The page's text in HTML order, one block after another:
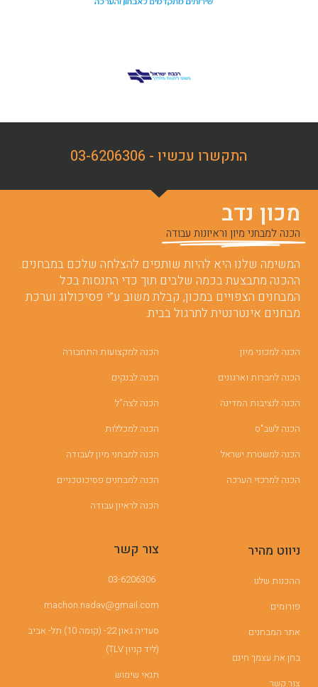
התקשרו עכשיו - 03-6206306
מכון נדב
הכנה למבחני מיון וראיונות עבודה
המשימה שלנו היא להיות שותפים להצלחה שלכם במבחנים.
ההכנה מתבצעת בכמה שלבים תוך כדי התנסות בכל
המבחנים הצפויים במכון, קבלת משוב ע”י פסיכולוג וערכת
מבחנים אינטרנטית לתרגול בבית.
הכנה למכוני מיון
הכנה לחברות וארגונים
הכנה לנציבות המדינה
הכנה לשב"ס
הכנה למשטרת ישראל
הכנה למרכזי הערכה
הכנה למקצועות התחבורה
הכנה לבנקים
הכנה לצה”ל
הכנה למכללות
הכנה למבחני מיון לעבודה
הכנה למבחנים פסיכוטכניים
הכנה לראיון עבודה
ניווט מהיר
ההכנות שלנו
פורומים
אתר המבחנים
בחן את עצמך חינם
צור קשר
צור קשר
03-6206306
machon.nadav@gmail.com
סעדיה גאון 22- (קומה 10) תל- אביב
(ליד קניון TLV)
תנאי שימוש